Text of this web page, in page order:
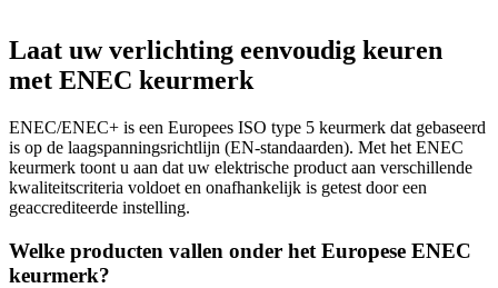
Laat uw verlichting eenvoudig keuren
met ENEC keurmerk
ENEC/ENEC+ is een Europees ISO type 5 keurmerk dat gebaseerd
is op de laagspanningsrichtlijn (EN-standaarden). Met het ENEC
keurmerk toont u aan dat uw elektrische product aan verschillende
kwaliteitscriteria voldoet en onafhankelijk is getest door een
geaccrediteerde instelling.
Welke producten vallen onder het Europese ENEC
keurmerk?